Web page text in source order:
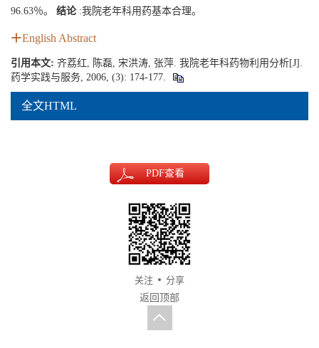
96.63％。 结论:我院老年科用药基本合理。
English Abstract
引用本文: 齐荔红, 陈磊, 宋洪涛, 张萍. 我院老年科药物利用分析[J].
药学实践与服务, 2006, (3): 174-177.
全文HTML
PDF查看
关注
分享
返回顶部